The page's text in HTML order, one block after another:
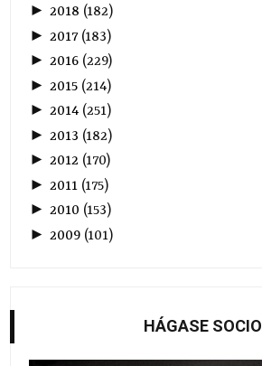
►2018 (182)
► 2017(183)
►2016 (229)
► 2015 (214)
►2014 (251)
► 2013 (182)
►2012 (170)
► 2011 (175)
►2010 (153)
► 2009 (101)
HÁGASE SOCIO